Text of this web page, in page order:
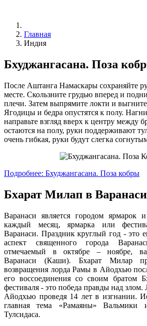
Главная
Индия
Бхуджангасана. Поза
После Аштанга Намаскары сохраняйте
месте. Скользните грудью вперед и
плечи. Затем выпрямите локти и
Ягодицы и бедра опустятся к полу.
направьте взгляд вверх к центру между
остаются на полу, руки поддерживают
очень гибкая, руки будут слегка
Подробнее: Бхуджангасана. Поза кобры
Бхарат Милап в Варанаси
Варанаси является городом ярмарок
каждый месяц, ярмарка или
Варанаси. Праздник круглый год - это
аспект священного города
отмечаемый в октябре – ноябре,
Варанаси (Каши). Бхарат Милар
возвращения лорда Рамы в Айодхью
его воссоединения со своим братом
фестиваля - это победа правды над злом.
Айодхью проведя 14 лет в изгнании.
главная тема «Рамаяны» Вальмики
Тулсидаса.